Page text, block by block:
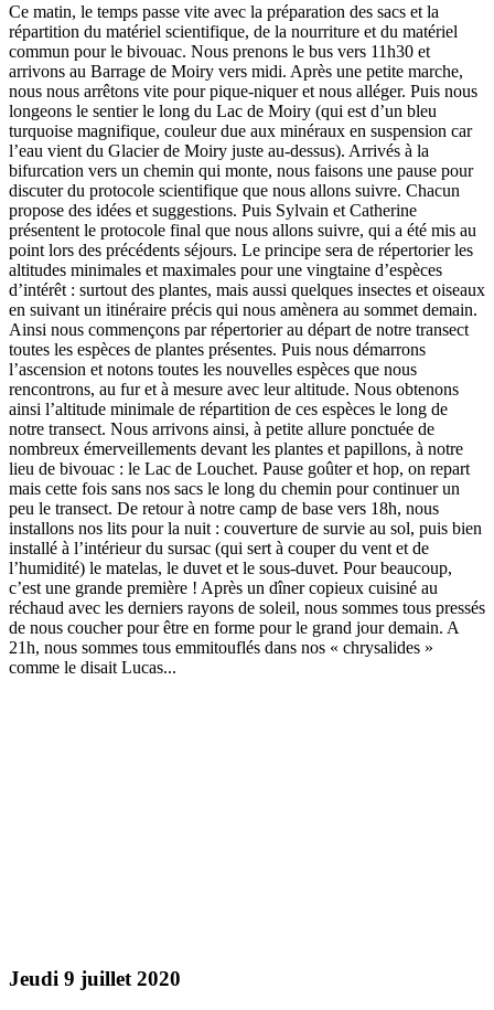
Ce matin, le temps passe vite avec la préparation des sacs et la
répartition du matériel scientifique, de la nourriture et du matériel
commun pour le bivouac. Nous prenons le bus vers 11h30 et
arrivons au Barrage de Moiry vers midi. Après une petite marche,
nous nous arrêtons vite pour pique-niquer et nous alléger. Puis nous
longeons le sentier le long du Lac de Moiry (qui est d’un bleu
turquoise magnifique, couleur due aux minéraux en suspension car
l’eau vient du Glacier de Moiry juste au-dessus). Arrivés à la
bifurcation vers un chemin qui monte, nous faisons une pause pour
discuter du protocole scientifique que nous allons suivre. Chacun
propose des idées et suggestions. Puis Sylvain et Catherine
présentent le protocole final que nous allons suivre, qui a été mis au
point lors des précédents séjours. Le principe sera de répertorier les
altitudes minimales et maximales pour une vingtaine d’espèces
d’intérêt : surtout des plantes, mais aussi quelques insectes et oiseaux
en suivant un itinéraire précis qui nous amènera au sommet demain.
Ainsi nous commençons par répertorier au départ de notre transect
toutes les espèces de plantes présentes. Puis nous démarrons
l’ascension et notons toutes les nouvelles espèces que nous
rencontrons, au fur et à mesure avec leur altitude. Nous obtenons
ainsi l’altitude minimale de répartition de ces espèces le long de
notre transect. Nous arrivons ainsi, à petite allure ponctuée de
nombreux émerveillements devant les plantes et papillons, à notre
lieu de bivouac : le Lac de Louchet. Pause goûter et hop, on repart
mais cette fois sans nos sacs le long du chemin pour continuer un
peu le transect. De retour à notre camp de base vers 18h, nous
installons nos lits pour la nuit : couverture de survie au sol, puis bien
installé à l’intérieur du sursac (qui sert à couper du vent et de
l’humidité) le matelas, le duvet et le sous-duvet. Pour beaucoup,
c’est une grande première ! Après un dîner copieux cuisiné au
réchaud avec les derniers rayons de soleil, nous sommes tous pressés
de nous coucher pour être en forme pour le grand jour demain. A
21h, nous sommes tous emmitouflés dans nos « chrysalides »
comme le disait Lucas...
Jeudi 9 juillet 2020